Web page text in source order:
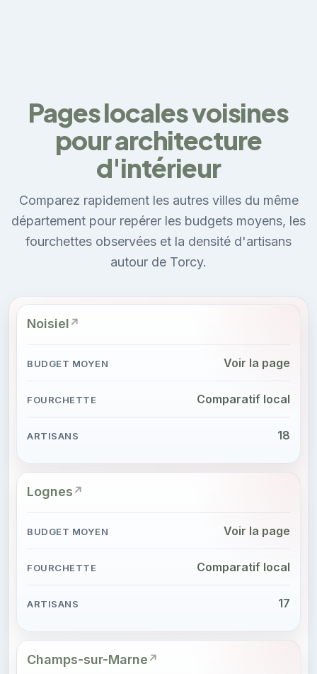
Pages locales voisines
pour architecture
d'intérieur
Comparez rapidement les autres villes du même
département pour repérer les budgets moyens, les
fourchettes observées et la densité d'artisans
autour de Torcy.
Noisiel
Voir la page
Comparatif local
18
Lognes
Voir la page
Comparatif local
17
Champs-sur-Marne